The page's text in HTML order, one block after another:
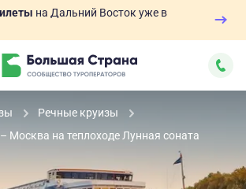
на Дальний Восток уже в
Речные круизы
Москва на теплоходе Лунная соната